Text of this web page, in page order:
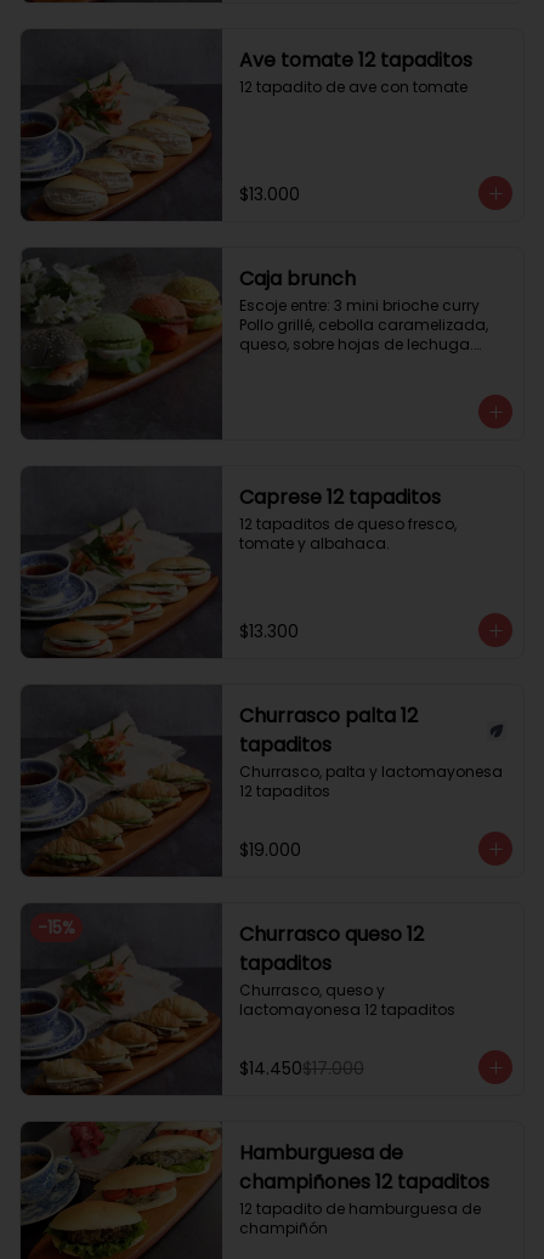
Ave tomate 12 tapaditos
12 tapadito de ave con tomate
$13.000
Caja brunch
Escoje entre: 3 mini brioche curry
Pollo grillé, cebolla caramelizada,
queso, sobre hojas de lechuga.
hojas de rúcula
Caprese 12 tapaditos
12 tapaditos de queso fresco,
tomate y albahaca.
$13.300
Churrasco palta 12
tapaditos
Churrasco, palta y lactomayonesa
12 tapaditos
$19.000
-15%
Churrasco queso 12
tapaditos
Churrasco, queso y
lactomayonesa 12 tapaditos
$14.450$17.000
Hamburguesa de
champiñones 12 tapaditos
12 tapadito de hamburguesa de
champiñón